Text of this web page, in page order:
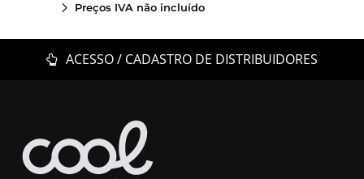
Preços IVA não incluído
ACESSO / CADASTRO DE DISTRIBUIDORES